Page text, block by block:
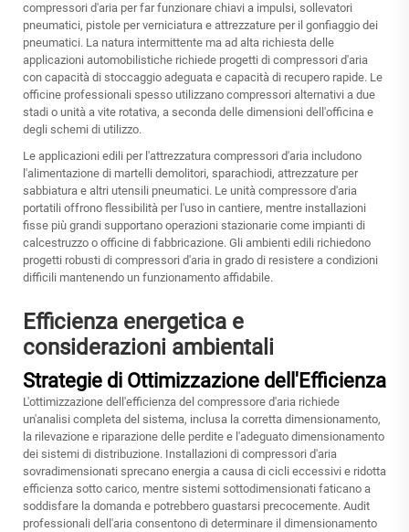
compressori d'aria per far funzionare chiavi a impulsi, sollevatori
pneumatici, pistole per verniciatura e attrezzature per il gonfiaggio dei
pneumatici. La natura intermittente ma ad alta richiesta delle
applicazioni automobilistiche richiede progetti di compressori d'aria
con capacità di stoccaggio adeguata e capacità di recupero rapide. Le
officine professionali spesso utilizzano compressori alternativi a due
stadi o unità a vite rotativa, a seconda delle dimensioni dell'officina e
degli schemi di utilizzo.
Le applicazioni edili per l'attrezzatura compressori d'aria includono
l'alimentazione di martelli demolitori, sparachiodi, attrezzature per
sabbiatura e altri utensili pneumatici. Le unità compressore d'aria
portatili offrono flessibilità per l'uso in cantiere, mentre installazioni
fisse più grandi supportano operazioni stazionarie come impianti di
calcestruzzo o officine di fabbricazione. Gli ambienti edili richiedono
progetti robusti di compressori d'aria in grado di resistere a condizioni
difficili mantenendo un funzionamento affidabile.
Efficienza energetica e
considerazioni ambientali
Strategie di Ottimizzazione dell'Efficienza
L'ottimizzazione dell'efficienza del compressore d'aria richiede
un'analisi completa del sistema, inclusa la corretta dimensionamento,
la rilevazione e riparazione delle perdite e l'adeguato dimensionamento
dei sistemi di distribuzione. Installazioni di compressori d'aria
sovradimensionati sprecano energia a causa di cicli eccessivi e ridotta
efficienza sotto carico, mentre sistemi sottodimensionati faticano a
soddisfare la domanda e potrebbero guastarsi precocemente. Audit
professionali dell'aria consentono di determinare il dimensionamento